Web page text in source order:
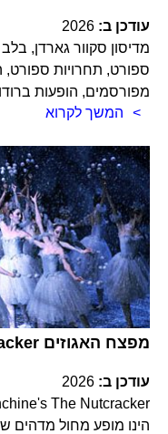
עודכן ב: 2026
מדיסון סקוור גארדן,
ספורט, תחרויות ספורט,
מפורסמים, הופעות
המשך לקרוא
The Nutcracker מפצח האגוזים
עודכן ב: 2026
הינו מופע מחול מדהים